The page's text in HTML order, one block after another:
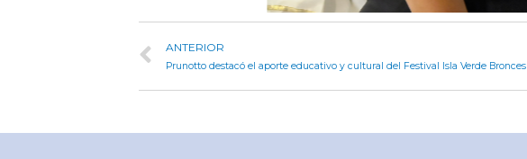
ANTERIOR
Prunotto destacó el aporte educativo y cultural del Festival Isla Verde Bronces